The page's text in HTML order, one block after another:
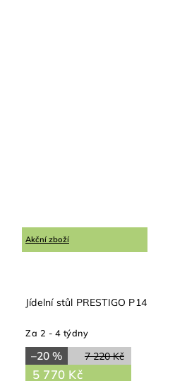
Akční zboží
Jídelní stůl PRESTIGO P14
Za 2 - 4 týdny
7 220 Kč
–20 %
5 770 Kč